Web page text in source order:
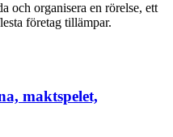
och organisera en rörelse, ett
företag tillämpar.
maktspelet,